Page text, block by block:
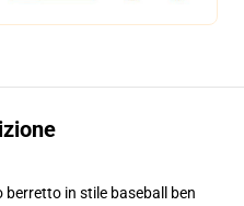
in stile baseball ben